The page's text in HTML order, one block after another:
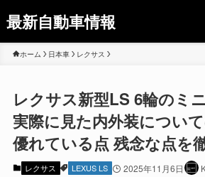
最新自動車情報
ホーム 日本車 レクサス
レクサス新型LS 6輪のミ
実際に見た内外装につい
優れている点 残念な点を
レクサス LEXUS LS 2025年11月6日